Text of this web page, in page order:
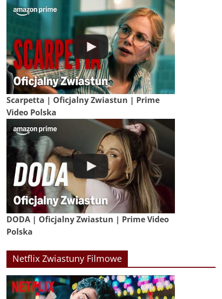
Scarpetta | Oficjalny Zwiastun | Prime
Video Polska
DODA | Oficjalny Zwiastun | Prime Video
Polska
Netflix Zwiastuny Filmowe